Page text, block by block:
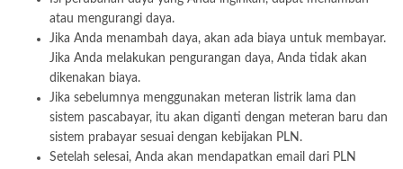
atau mengurangi daya.
Jika Anda menambah daya, akan ada biaya untuk membayar.
Jika Anda melakukan pengurangan daya, Anda tidak akan
dikenakan biaya.
Jika sebelumnya menggunakan meteran listrik lama dan
sistem pascabayar, itu akan diganti dengan meteran baru dan
sistem prabayar sesuai dengan kebijakan PLN.
Setelah selesai, Anda akan mendapatkan email dari PLN